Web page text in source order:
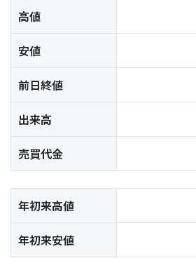
高値
安値
前日終値
出来高
売買代金
年初来高値
年初来安値